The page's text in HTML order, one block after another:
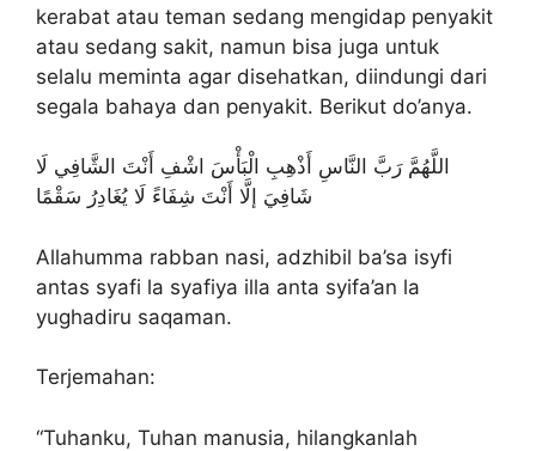
kerabat atau teman sedang mengidap penyakit
atau sedang sakit, namun bisa juga untuk
selalu meminta agar disehatkan, diindungi dari
segala bahaya dan penyakit. Berikut do’anya.
اللَّهُمَّ رَبَّ النَّاسِ أَذْهِبِ الْبَأْسَ اشْفِ أَنْتَ الشَّافِي لَا
شَافِيَ إلَّا أَنْتَ شِفَاءً لَا يُغَادِرُ سَقْمًا
Allahumma rabban nasi, adzhibil ba’sa isyfi
antas syafi la syafiya illa anta syifa’an la
yughadiru saqaman.
Terjemahan:
“Tuhanku, Tuhan manusia, hilangkanlah